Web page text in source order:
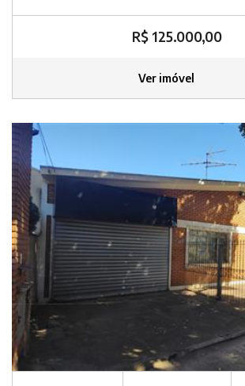
R$ 125.000,00
Ver imóvel